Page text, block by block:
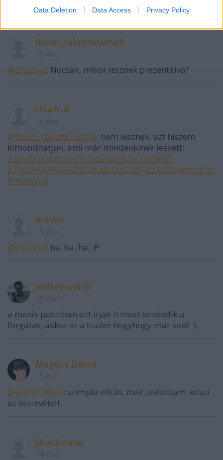
Data Deletion Data Access Privacy Policy
finom_rakottkrumpli
@chuck-d: Nocsak, mikor lesznek prezentálva?
chuck-d
@finom_rakottkrumpli: nem lesznek. azt hiszem
kimondhatjuk, ami már mindenkinek leesett:
2.bp.blogspot.com/-dxfZstnrB1s/TdsWW-
KTJxI/AAAAAAAAD6Q/La8XqcC0Wj4/s1600/Attention
Whore.jpg
mesko
@chuck-d: ha, ha, ha..:P
walter white
a masik posztban azt irjak h most kezdodik a
forgatas, akkor ez a trailer hogyhogy mar van? :)
Magócs Dávid
@walter white: szimpla elírás, már javítottam. köszi
az észrevételt.
Shockwave